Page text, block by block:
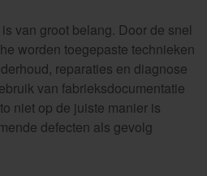
van groot belang. Door de snel
worden toegepaste technieken
reparaties en diagnose
van fabrieksdocumentatie
niet op de juiste manier is
defecten als gevolg